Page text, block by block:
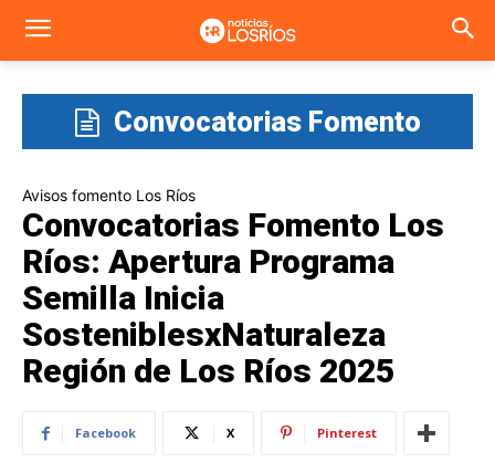
Convocatorias Fomento
Avisos fomento Los Ríos
Convocatorias Fomento Los
Ríos: Apertura Programa
Semilla Inicia
SosteniblesxNaturaleza
Región de Los Ríos 2025
Facebook X Pinterest